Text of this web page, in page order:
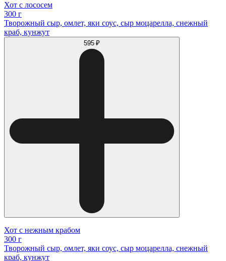
Хот с лососем
300 г
Творожный сыр, омлет, яки соус, сыр моцарелла, снежный
краб, кунжут
595 ₽
Хот с нежным крабом
300 г
Творожный сыр, омлет, яки соус, сыр моцарелла, снежный
краб, кунжут